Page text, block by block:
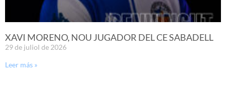
XAVI MORENO, NOU JUGADOR DEL CE SABADELL
29 de juliol de 2026
Leer más »